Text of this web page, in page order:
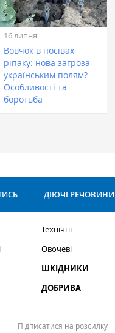
16 липня
Вовчок в посівах
ріпаку: нова загроза
українським полям?
Особливості та
боротьба
ДІЮЧІ РЕЧОВИНИ
Технічні
Овочеві
ШКІДНИКИ
ДОБРИВА
Підписатися на розсилку